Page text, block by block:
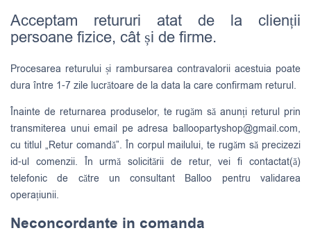
Acceptam retururi atat de la clienții
persoane fizice, cât și de firme.
Procesarea returului și rambursarea contravalorii acestuia poate
dura între 1-7 zile lucrătoare de la data la care confirmam returul.
Înainte de returnarea produselor, te rugăm să anunți returul prin
transmiterea unui email pe adresa balloopartyshop@gmail.com,
cu titlul „Retur comandă”. În corpul mailului, te rugăm să precizezi
id-ul comenzii. În urmă solicitării de retur, vei fi contactat(ă)
telefonic de către un consultant Balloo pentru validarea
operațiunii.
Neconcordante in comanda